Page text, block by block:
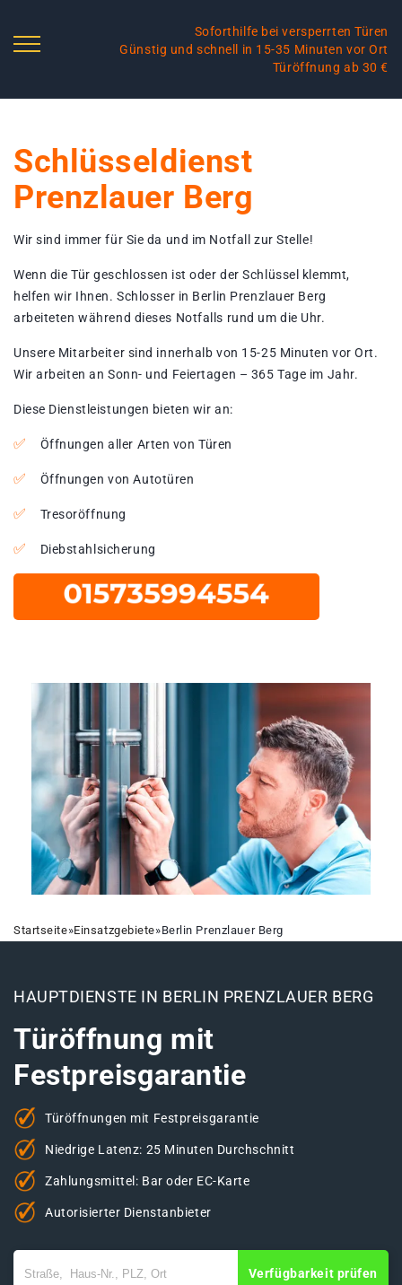
Soforthilfe bei versperrten Türen
Günstig und schnell in 15-35 Minuten vor Ort
Türöffnung ab 30 €
Schlüsseldienst
Prenzlauer Berg
Wir sind immer für Sie da und im Notfall zur Stelle!
Wenn die Tür geschlossen ist oder der Schlüssel klemmt,
helfen wir Ihnen. Schlosser in Berlin Prenzlauer Berg
arbeiteten während dieses Notfalls rund um die Uhr.
Unsere Mitarbeiter sind innerhalb von 15-25 Minuten vor Ort.
Wir arbeiten an Sonn- und Feiertagen – 365 Tage im Jahr.
Diese Dienstleistungen bieten wir an:
Öffnungen aller Arten von Türen
Öffnungen von Autotüren
Tresoröffnung
Diebstahlsicherung
Startseite»Einsatzgebiete»Berlin Prenzlauer Berg
HAUPTDIENSTE IN BERLIN PRENZLAUER BERG
Türöffnung mit
Festpreisgarantie
Türöffnungen mit Festpreisgarantie
Niedrige Latenz: 25 Minuten Durchschnitt
Zahlungsmittel: Bar oder EC-Karte
Autorisierter Dienstanbieter
Verfügbarkeit prüfen